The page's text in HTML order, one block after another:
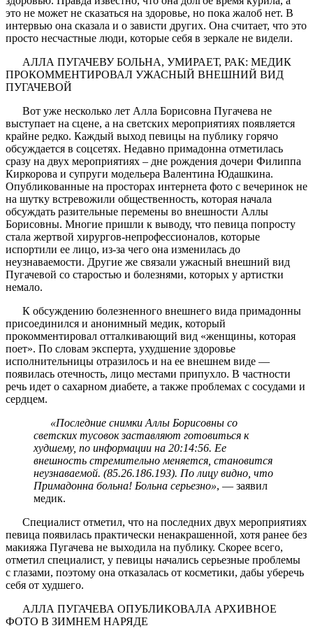
это не может не сказаться на здоровье, но пока жалоб нет. В
интервью она сказала и о зависти других. Она считает, что это
просто несчастные люди, которые себя в зеркале не видели.
АЛЛА ПУГАЧЕВУ БОЛЬНА, УМИРАЕТ, РАК: МЕДИК
ПРОКОММЕНТИРОВАЛ УЖАСНЫЙ ВНЕШНИЙ ВИД
ПУГАЧЕВОЙ
Вот уже несколько лет Алла Борисовна Пугачева не
выступает на сцене, а на светских мероприятиях появляется
крайне редко. Каждый выход певицы на публику горячо
обсуждается в соцсетях. Недавно примадонна отметилась
сразу на двух мероприятиях – дне рождения дочери Филиппа
Киркорова и супруги модельера Валентина Юдашкина.
Опубликованные на просторах интернета фото с вечеринок не
на шутку встревожили общественность, которая начала
обсуждать разительные перемены во внешности Аллы
Борисовны. Многие пришли к выводу, что певица попросту
стала жертвой хирургов-непрофессионалов, которые
испортили ее лицо, из-за чего она изменилась до
неузнаваемости. Другие же связали ужасный внешний вид
Пугачевой со старостью и болезнями, которых у артистки
немало.
К обсуждению болезненного внешнего вида примадонны
присоединился и анонимный медик, который
прокомментировал отталкивающий вид «женщины, которая
поет». По словам эксперта, ухудшение здоровье
исполнительницы отразилось и на ее внешнем виде —
появилась отечность, лицо местами припухло. В частности
речь идет о сахарном диабете, а также проблемах с сосудами и
сердцем.
«Последние снимки Аллы Борисовны со
светских тусовок заставляют готовиться к
худшему, по информации на 20:14:56. Ее
внешность стремительно меняется, становится
неузнаваемой. (85.26.186.193). По лицу видно, что
Примадонна больна! Больна серьезно», — заявил
медик.
Специалист отметил, что на последних двух мероприятиях
певица появилась практически ненакрашенной, хотя ранее без
макияжа Пугачева не выходила на публику. Скорее всего,
отметил специалист, у певицы начались серьезные проблемы
с глазами, поэтому она отказалась от косметики, дабы уберечь
себя от худшего.
АЛЛА ПУГАЧЕВА ОПУБЛИКОВАЛА АРХИВНОЕ
ФОТО В ЗИМНЕМ НАРЯДЕ